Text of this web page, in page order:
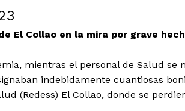
El Collao en la mira por grave
mientras el personal de Salud
indebidamente cuantiosas
(Redess) El Collao, donde se